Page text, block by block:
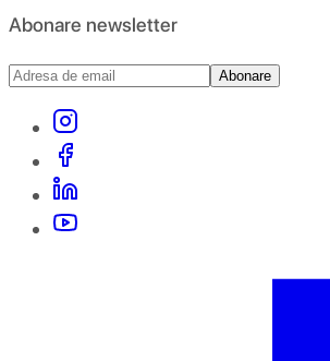
Abonare newsletter
Abonare